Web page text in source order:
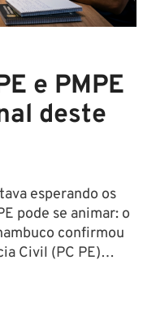
e PMPE
deste
esperando os
pode se animar: o
confirmou
Civil (PC PE)…